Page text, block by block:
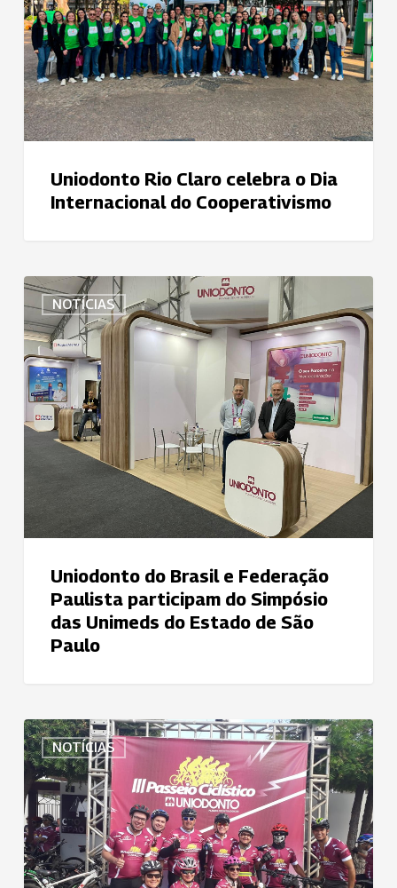
o
Dia
Internacional
do
Cooperativismo
Uniodonto Rio Claro celebra o Dia
Internacional do Cooperativismo
NOTÍCIAS
Uniodonto
do
Brasil
e
Federação
Paulista
participam
Unimeds
do
Paulo
Uniodonto do Brasil e Federação
Paulista participam do Simpósio
das Unimeds do Estado de São
Paulo
NOTÍCIAS
Uniodonto
Arapiraca
promove
III
Passeio
Ciclístico